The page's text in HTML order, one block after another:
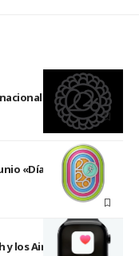
del Yoga 2026
«Día Mundial del
y los AirPods llegan a